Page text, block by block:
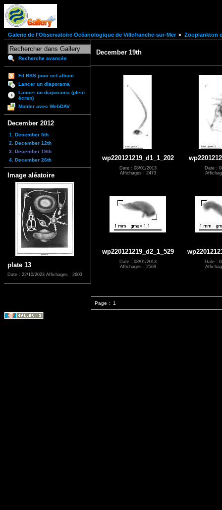
Galerie de l'Observatoire Océanologique de Villefranche-sur-Mer Zooplankton
Recherche avancée
Fil RSS pour cet album
Lancer un diaporama
Lancer un diaporama (plein
écran)
Monter avec WebDAV
December 2012
1. December 5th
2. December 12th
3. December 19th
4. December 26th
Image aléatoire
plate 13
Date : 22/10/2023 Affichages : 2603
December 19th
wp220121219_d1_1_202
Date : 08/01/2013
Affichages : 2473
Date :
wp220121219_d2_1_529
Date : 08/01/2013
Affichages : 2569
Date :
Page : 1